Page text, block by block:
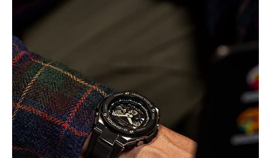
ビジネスと働き方のヒント
企業ITのトレンドを詳説
経営リーダーのコミュニティ
マーケ×ITの今がよく分かる
ITエンジニア向け専門サイト